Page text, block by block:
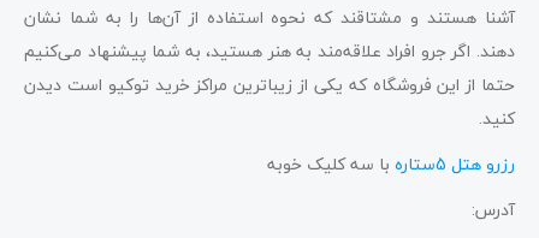
آشنا هستند و مشتاقند که نحوه استفاده از آن‌ها را به شما نشان
دهند. اگر جرو افراد علاقه‌مند به هنر هستید، به شما پیشنهاد می‌کنیم
حتما از این فروشگاه که یکی از زیباترین مراکز خرید توکیو است دیدن
کنید.
رزرو هتل 5ستاره
با سه کلیک خوبه
آدرس: